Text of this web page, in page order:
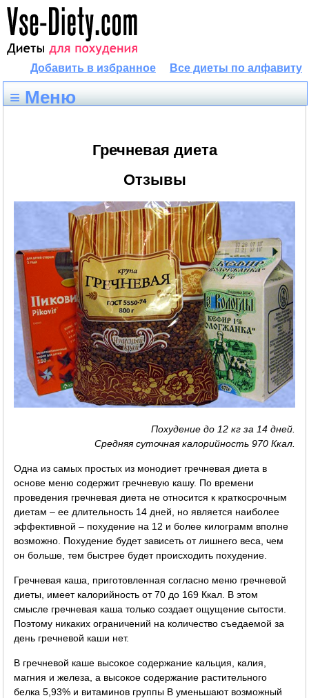
Все диеты по алфавиту
Добавить в избранное
≡ Меню
Гречневая диета
Отзывы
Похудение до 12 кг за 14 дней.
Средняя суточная калорийность 970 Ккал.
Одна из самых простых из монодиет гречневая диета в
основе меню содержит гречневую кашу. По времени
проведения гречневая диета не относится к краткосрочным
диетам – ее длительность 14 дней, но является наиболее
эффективной – похудение на 12 и более килограмм вполне
возможно. Похудение будет зависеть от лишнего веса, чем
он больше, тем быстрее будет происходить похудение.
Гречневая каша, приготовленная согласно меню гречневой
диеты, имеет калорийность от 70 до 169 Ккал. В этом
смысле гречневая каша только создает ощущение сытости.
Поэтому никаких ограничений на количество съедаемой за
день гречневой каши нет.
В гречневой каше высокое содержание кальция, калия,
магния и железа, а высокое содержание растительного
белка 5,93% и витаминов группы B уменьшают возможный